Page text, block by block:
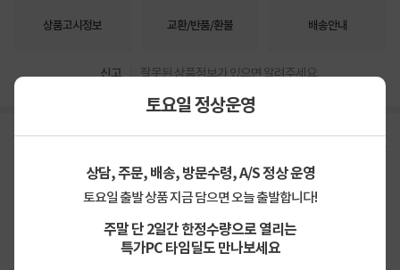
토요일 정상운영
상담, 주문, 배송, 방문수령, A/S 정상 운영
토요일 출발 상품 지금 담으면 오늘 출발합니다!
주말 단 2일간 한정수량으로 열리는
특가PC 타임딜도 만나보세요
상품고시정보 교환/반품/환불 배송안내
신고 잘못된 상품정보가 있으면 알려주세요.
구매후기
4.8 상품 만족해요
가격
합리적이에요
배송
빨라요